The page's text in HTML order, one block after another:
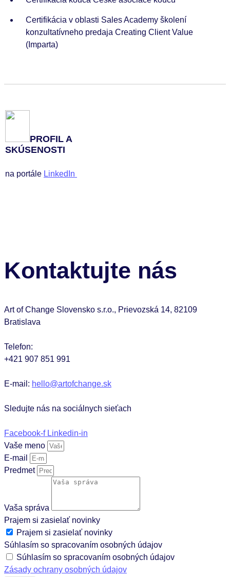
Certifikácia v oblasti Sales Academy školení
konzultatívneho predaja Creating Client Value
(Imparta)
PROFIL A
SKÚSENOSTI
na portále LinkedIn
Kontaktujte nás
Art of Change Slovensko s.r.o., Prievozská 14, 82109
Bratislava
Telefon:
+421 907 851 991
E-mail: hello@artofchange.sk
Sledujte nás na sociálnych sieťach
Facebook-f Linkedin-in
Vaše meno
E-mail
Predmet
Vaša správa
Prajem si zasielať novinky
Prajem si zasielať novinky
Súhlasím so spracovaním osobných údajov
Súhlasím so spracovaním osobných údajov
Zásady ochrany osobných údajov